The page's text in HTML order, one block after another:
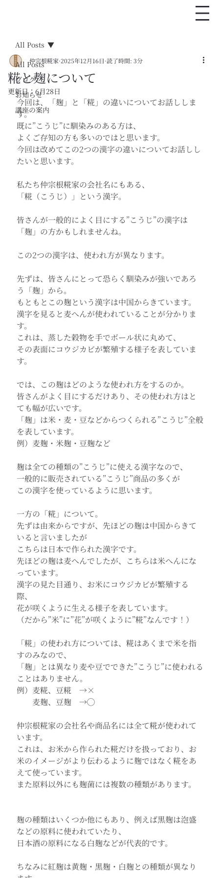
All Posts
ブログ
お知らせ
講座の案内
All Posts
糀と麹について
仲宗根糀家 2025年12月16日 読了時間: 3分
更新日：6月28日
今回は、「麹」と「糀」の違いについてお話ししま
す。
既に”こうじ”に馴染みのある方は、
よくご存知の方も多いのではと思います。
今回は改めてこの2つの漢字の違いについてお話しし
たいと思います。
私たち仲宗根糀家の会社名にもある、
「糀（こうじ）」という漢字。
皆さんが一般的によく目にする”こうじ”の漢字は
「麹」の方かもしれませんね。
この2つの漢字は、使われ方が異なります。
先ずは、皆さんにとって恐らく馴染みが強いであろ
う「麹」から。
もともとこの麹という漢字は中国からきています。
漢字を見ると麦へんが使われていることが分かりま
す。
これは、蒸した穀物を手でボール状に丸めて、
その表面にコウジカビが繁殖する様子を表していま
す。
では、この麹はどのような使われ方をするのか。
皆さんがよく目にするだけあり、その使われ方はと
ても幅が広いです。
「麹」は米・麦・豆などからつくられる”こうじ”全般
を表しています。
例）麦麹・米麹・豆麹など
麹は全ての種類の”こうじ”に使える漢字なので、
一般的に販売されている”こうじ”商品の多くが
この漢字を使っているように思います。
一方の「糀」について。
先ずは由来からですが、先ほどの麹は中国からきて
いると言いましたが
こちらは日本で作られた漢字です。
先ほどの麹は麦へんでしたが、こちらは米へんにな
っています。
漢字の見た目通り、お米にコウジカビが繁殖する
際、
花が咲くように生える様子を表しています。
（だから”米”に”花”が咲くように”糀”なんです！）
「糀」の使われ方については、糀はあくまで米を指
すのみなので、
「麹」とは異なり麦や豆でできた”こうじ”に使われる
ことはありません。
例）麦糀、豆糀　→×
麦麹、豆麹　→◯
仲宗根糀家の会社名や商品名には全て糀が使われて
います。
これは、お米から作られた糀だけを扱っており、お
米のイメージがより伝わるように麹ではなく糀をあ
えて使っています。
また原料以外にも麹菌には複数の種類があります。
麹の種類はいくつか他にもあり、例えば黒麹は泡盛
などの原料に使われていたり、
日本酒の原料になる白麹などが代表的です。
ちなみに紅麹は黄麹・黒麹・白麹との種類が異なり